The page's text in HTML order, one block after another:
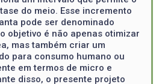
do meio. Esse incremento
pode ser denominado
objetivo é não apenas otimizar
mas também criar um
para consumo humano ou
em termos de micro e
disso, o presente projeto